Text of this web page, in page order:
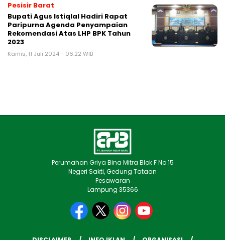
Pesisir Barat
Bupati Agus Istiqlal Hadiri Rapat
Paripurna Agenda Penyampaian
Rekomendasi Atas LHP BPK Tahun
2023
Kamis, 11 Juli 2024 - 06:22 WIB
Perumahan Griya Bina Mitra Blok F No.15
Negeri Sakti, Gedung Tataan
Pesawaran
Lampung 35366